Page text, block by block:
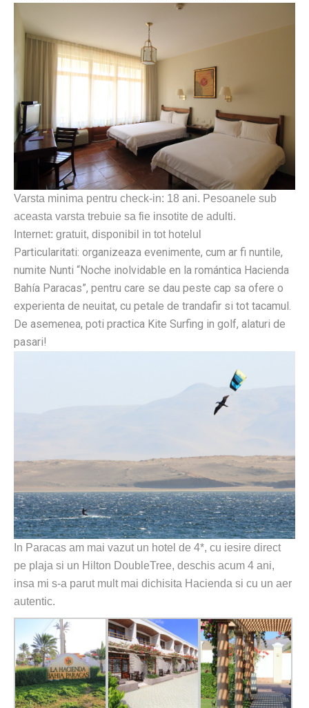
Varsta minima pentru check-in: 18 ani. Pesoanele sub
aceasta varsta trebuie sa fie insotite de adulti.
Internet: gratuit, disponibil in tot hotelul
Particularitati: organizeaza evenimente, cum ar fi nuntile,
numite Nunti “Noche inolvidable en la romántica Hacienda
Bahía Paracas”, pentru care se dau peste cap sa ofere o
experienta de neuitat, cu petale de trandafir si tot tacamul.
De asemenea, poti practica Kite Surfing in golf, alaturi de
pasari!
In Paracas am mai vazut un hotel de 4*, cu iesire direct
pe plaja si un Hilton DoubleTree, deschis acum 4 ani,
insa mi s-a parut mult mai dichisita Hacienda si cu un aer
autentic.